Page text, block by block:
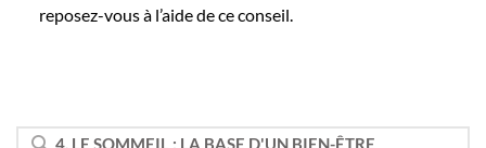
reposez-vous à l’aide de ce conseil.
4. LE SOMMEIL : LA BASE D'UN BIEN-ÊTRE